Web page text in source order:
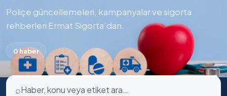
Poliçe güncellemeleri, kampanyalar ve sigorta
rehberleri Ermat Sigorta’dan.
0 haber
⌕